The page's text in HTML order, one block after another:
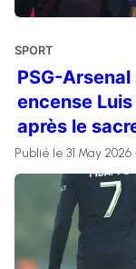
SPORT
PSG-
encense
après le
Publié le 31 May 2026